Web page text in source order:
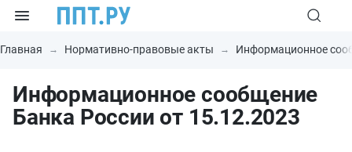
Главная Нормативно-правовые акты Информационное
Информационное сообщение
Банка России от 15.12.2023